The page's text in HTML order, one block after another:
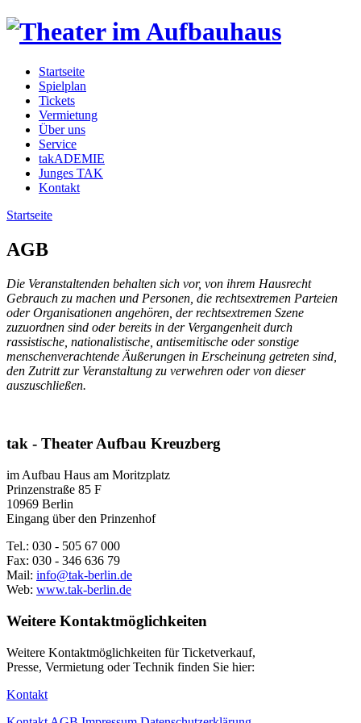
Startseite
Spielplan
Tickets
Vermietung
Über uns
Service
takADEMIE
Junges TAK
Kontakt
Startseite
AGB
Die Veranstaltenden behalten sich vor, von ihrem Hausrecht
Gebrauch zu machen und Personen, die rechtsextremen Parteien
oder Organisationen angehören, der rechtsextremen Szene
zuzuordnen sind oder bereits in der Vergangenheit durch
rassistische, nationalistische, antisemitische oder sonstige
menschenverachtende Äußerungen in Erscheinung getreten sind,
den Zutritt zur Veranstaltung zu verwehren oder von dieser
auszuschließen.
tak - Theater Aufbau Kreuzberg
im Aufbau Haus am Moritzplatz
Prinzenstraße 85 F
10969 Berlin
Eingang über den Prinzenhof
Tel.: 030 - 505 67 000
Fax: 030 - 346 636 79
Mail: info@tak-berlin.de
Web: www.tak-berlin.de
Weitere Kontaktmöglichkeiten
Weitere Kontaktmöglichkeiten für Ticketverkauf,
Presse, Vermietung oder Technik finden Sie hier:
Kontakt